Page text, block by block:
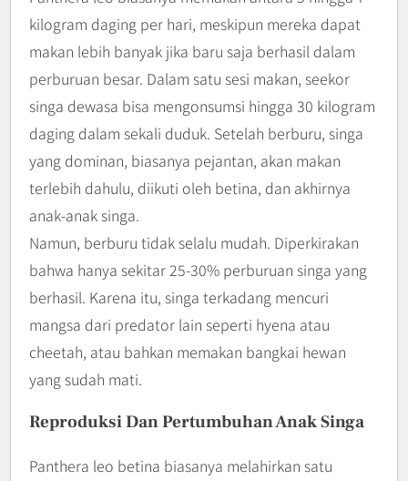
kilogram daging per hari, meskipun mereka dapat
makan lebih banyak jika baru saja berhasil dalam
perburuan besar. Dalam satu sesi makan, seekor
singa dewasa bisa mengonsumsi hingga 30 kilogram
daging dalam sekali duduk. Setelah berburu, singa
yang dominan, biasanya pejantan, akan makan
terlebih dahulu, diikuti oleh betina, dan akhirnya
anak-anak singa.
Namun, berburu tidak selalu mudah. Diperkirakan
bahwa hanya sekitar 25-30% perburuan singa yang
berhasil. Karena itu, singa terkadang mencuri
mangsa dari predator lain seperti hyena atau
cheetah, atau bahkan memakan bangkai hewan
yang sudah mati.
Reproduksi Dan Pertumbuhan Anak Singa
Panthera leo betina biasanya melahirkan satu